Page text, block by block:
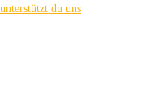
unterstützt du uns